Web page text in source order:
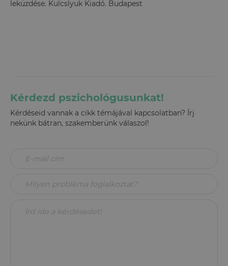
leküzdése. Kulcslyuk Kiadó. Budapest
Kérdezd pszichológusunkat!
Kérdéseid vannak a cikk témájával kapcsolatban? Írj
nekünk bátran, szakemberünk válaszol!